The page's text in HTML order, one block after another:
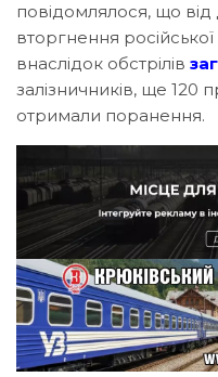
повідомлялося, що
вторгнення
внаслідок обстрілів
залізничників, ще 120
отримали поранення.